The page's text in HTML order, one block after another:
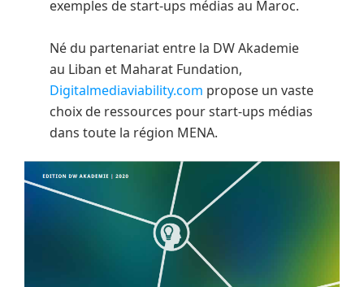
exemples de start-ups médias au Maroc.
Né du partenariat entre la DW Akademie
au Liban et Maharat Fundation,
Digitalmediaviability.com propose un vaste
choix de ressources pour start-ups médias
dans toute la région MENA.